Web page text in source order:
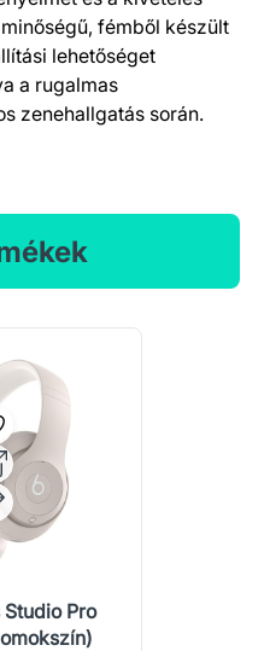
fémből készült
lehetőséget
a rugalmas
zenehallgatás során.
Pro